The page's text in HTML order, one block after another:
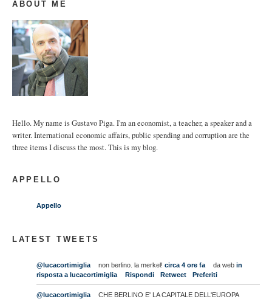
ABOUT ME
Hello. My name is Gustavo Piga. I'm an economist, a teacher, a speaker and a
writer. International economic affairs, public spending and corruption are the
three items I discuss the most. This is my blog.
APPELLO
Appello
LATEST TWEETS
@lucacortimiglia non berlino. la merkel! circa 4 ore fa da web in
risposta a lucacortimiglia
Rispondi Retweet Preferiti
@lucacortimiglia
CHE BERLINO E' LA CAPITALE DELL'EUROPA